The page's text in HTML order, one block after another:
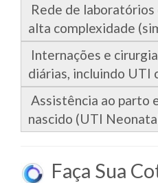
Rede de
alta complexidade
Internações e
diárias, incluindo UTI
Assistência ao parto
nascido (UTI
Faça Sua